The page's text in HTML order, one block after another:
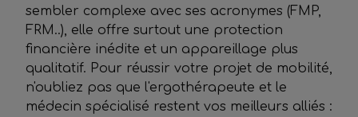
sembler complexe avec ses acronymes (FMP,
FRM..), elle offre surtout une protection
financière inédite et un appareillage plus
qualitatif. Pour réussir votre projet de mobilité,
n'oubliez pas que l'ergothérapeute et le
médecin spécialisé restent vos meilleurs alliés :